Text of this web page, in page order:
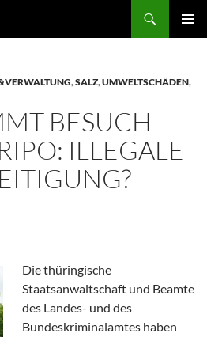
,SALZ,UMWELTSCHÄDEN,
BESUCH
ILLEGALE
Die thüringische
Staatsanwaltschaft und Beamte
des Landes- und des
Bundeskriminalamtes haben